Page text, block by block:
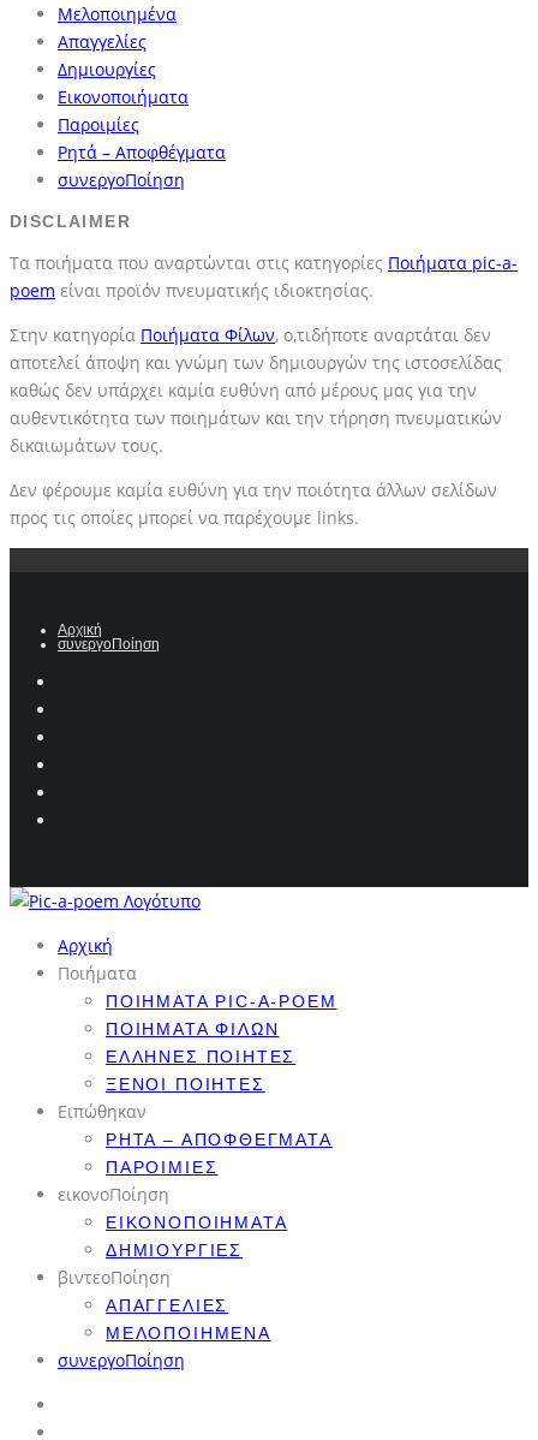
Μελοποιημένα
Απαγγελίες
Δημιουργίες
Εικονοποιήματα
Παροιμίες
Ρητά – Αποφθέγματα
συνεργοΠοίηση
DISCLAIMER
Τα ποιήματα που αναρτώνται στις κατηγορίες Ποιήματα pic-a-
poem είναι προϊόν πνευματικής ιδιοκτησίας.
Στην κατηγορία Ποιήματα Φίλων, ο,τιδήποτε αναρτάται δεν
αποτελεί άποψη και γνώμη των δημιουργών της ιστοσελίδας
καθώς δεν υπάρχει καμία ευθύνη από μέρους μας για την
αυθεντικότητα των ποιημάτων και την τήρηση πνευματικών
δικαιωμάτων τους.
Δεν φέρουμε καμία ευθύνη για την ποιότητα άλλων σελίδων
προς τις οποίες μπορεί να παρέχουμε links.
Αρχική
συνεργοΠοίηση
Αρχική
Ποιήματα
ΠΟΙΉΜΑΤΑ PIC-A-POEM
ΠΟΙΉΜΑΤΑ ΦΊΛΩΝ
ΈΛΛΗΝΕΣ ΠΟΙΗΤΈΣ
ΞΈΝΟΙ ΠΟΙΗΤΈΣ
Ειπώθηκαν
ΡΗΤΆ – ΑΠΟΦΘΈΓΜΑΤΑ
ΠΑΡΟΙΜΊΕΣ
εικονοΠοίηση
ΕΙΚΟΝΟΠΟΙΉΜΑΤΑ
ΔΗΜΙΟΥΡΓΊΕΣ
βιντεοΠοίηση
ΑΠΑΓΓΕΛΊΕΣ
ΜΕΛΟΠΟΙΗΜΈΝΑ
συνεργοΠοίηση